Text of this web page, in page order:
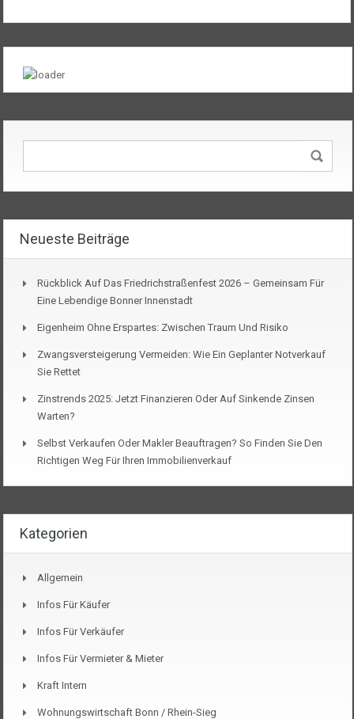
Neueste Beiträge
Rückblick Auf Das Friedrichstraßenfest 2026 – Gemeinsam Für
Eine Lebendige Bonner Innenstadt
Eigenheim Ohne Erspartes: Zwischen Traum Und Risiko
Zwangsversteigerung Vermeiden: Wie Ein Geplanter Notverkauf
Sie Rettet
Zinstrends 2025: Jetzt Finanzieren Oder Auf Sinkende Zinsen
Warten?
Selbst Verkaufen Oder Makler Beauftragen? So Finden Sie Den
Richtigen Weg Für Ihren Immobilienverkauf
Kategorien
Allgemein
Infos Für Käufer
Infos Für Verkäufer
Infos Für Vermieter & Mieter
Kraft Intern
Wohnungswirtschaft Bonn / Rhein-Sieg